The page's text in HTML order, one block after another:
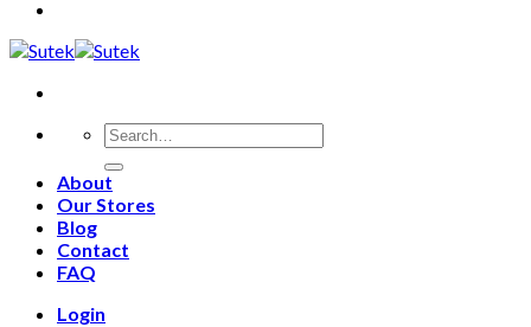
About
Our Stores
Blog
Contact
FAQ
Login